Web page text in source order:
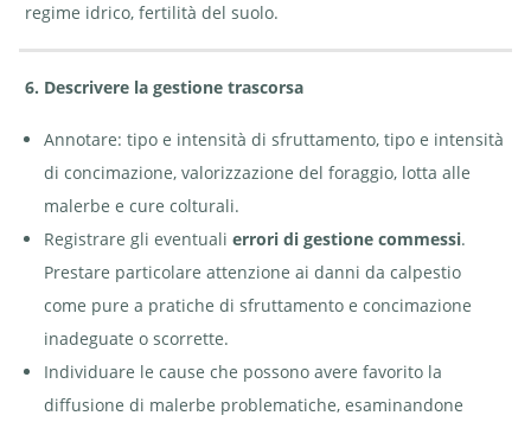
regime idrico, fertilità del suolo.
6. Descrivere la gestione trascorsa
Annotare: tipo e intensità di sfruttamento, tipo e intensità
di concimazione, valorizzazione del foraggio, lotta alle
malerbe e cure colturali.
Registrare gli eventuali errori di gestione commessi.
Prestare particolare attenzione ai danni da calpestio
come pure a pratiche di sfruttamento e concimazione
inadeguate o scorrette.
Individuare le cause che possono avere favorito la
diffusione di malerbe problematiche, esaminandone